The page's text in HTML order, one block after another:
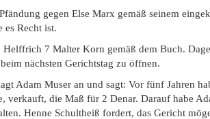
gegen Else Marx gemäß seinem
es Recht ist.
7 Malter Korn gemäß dem Buch.
nächsten Gerichtstag zu öffnen.
Adam Muser an und sagt: Vor fünf Jahren
verkauft, die Maß für 2 Denar. Darauf habe
Henne Schultheiß fordert, das Gericht